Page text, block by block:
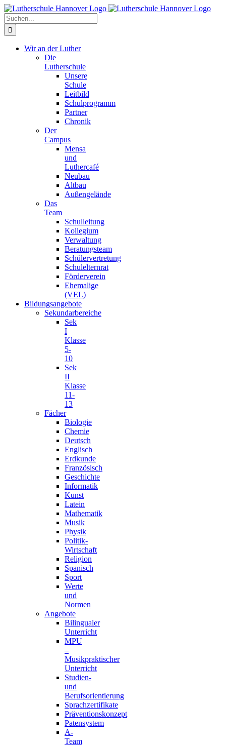
Zum
Inhalt
springen
Facebook
X
Instagram
Pinterest
Suche
nach:
Wir an der Luther
Die
Lutherschule
Unsere
Schule
Leitbild
Schulprogramm
Partner
Chronik
Der
Campus
Mensa
und
Luthercafé
Neubau
Altbau
Außengelände
Das
Team
Schulleitung
Kollegium
Verwaltung
Beratungsteam
Schülervertretung
Schulelternrat
Förderverein
Ehemalige
(VEL)
Bildungsangebote
Sekundarbereiche
Sek
I
Klasse
5-
10
Sek
II
Klasse
11-
13
Fächer
Biologie
Chemie
Deutsch
Englisch
Erdkunde
Französisch
Geschichte
Informatik
Kunst
Latein
Mathematik
Musik
Physik
Politik-
Wirtschaft
Religion
Spanisch
Sport
Werte
und
Normen
Angebote
Bilingualer
Unterricht
MPU
–
Musikpraktischer
Unterricht
Studien-
und
Berufsorientierung
Sprachzertifikate
Präventionskonzept
Patensystem
A-
Team